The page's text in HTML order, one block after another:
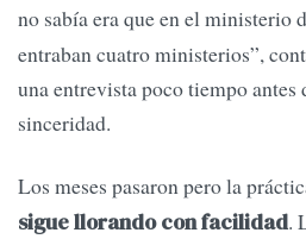
no sabía era que en el ministerio
entraban cuatro ministerios”,
una entrevista poco tiempo antes
sinceridad.
Los meses pasaron pero la
sigue llorando con facilidad.